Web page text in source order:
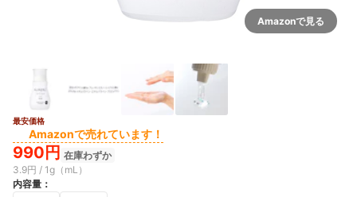
Amazonで見る
最安価格
Amazonで売れています！
990円 在庫わずか
3.9円 / 1g（mL）
内容量 ：